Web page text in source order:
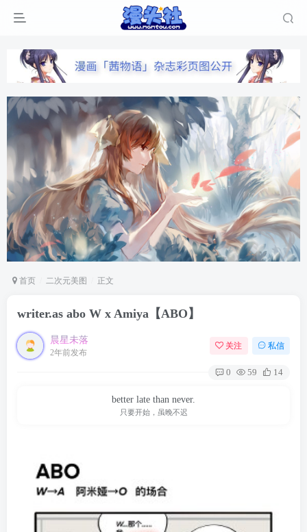
首页 二次元美图 正文
writer.as abo W x Amiya【ABO】
晨星未落
2年前发布
关注 私信
0 59 14
better late than never.
只要开始，虽晚不迟